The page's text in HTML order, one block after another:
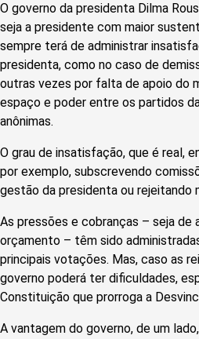
O governo da presidenta Dilma
seja a presidente com maior
sempre terá de administrar
presidenta, como no caso de
outras vezes por falta de apoio do
espaço e poder entre os partidos
anônimas.
O grau de insatisfação, que é real,
por exemplo, subscrevendo
gestão da presidenta ou rejeitando
As pressões e cobranças – seja de
orçamento – têm sido
principais votações. Mas, caso as
governo poderá ter dificuldades,
Constituição que prorroga a
A vantagem do governo, de um